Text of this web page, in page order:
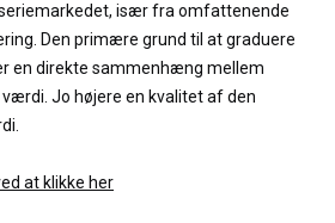
især fra omfattenende
Den primære grund til at graduere
en direkte sammenhæng mellem
Jo højere en kvalitet af den
at klikke her